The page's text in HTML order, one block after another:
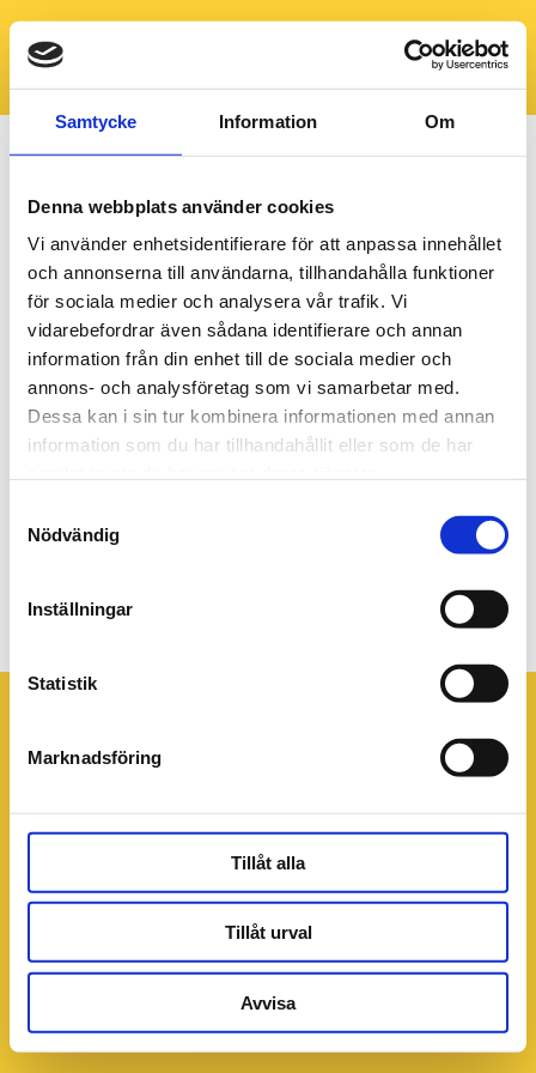
Samtycke Information Om
Denna webbplats använder cookies
Vi använder enhetsidentifierare för att anpassa innehållet
och annonserna till användarna, tillhandahålla funktioner
för sociala medier och analysera vår trafik. Vi
vidarebefordrar även sådana identifierare och annan
information från din enhet till de sociala medier och
annons- och analysföretag som vi samarbetar med.
Dessa kan i sin tur kombinera informationen med annan
information som du har tillhandahållit eller som de har
Nödvändig
Inställningar
Statistik
Marknadsföring
Tillåt alla
Tillåt urval
Avvisa
44_960x640px